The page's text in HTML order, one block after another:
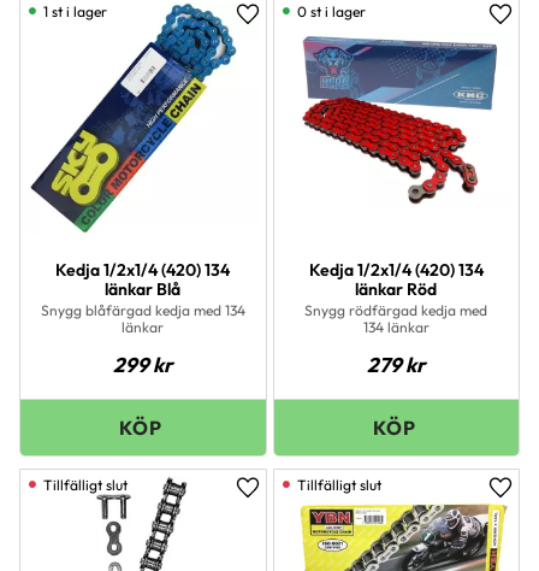
Kedja 1/2x1/4 (420) 134
länkar Blå
Snygg blåfärgad kedja med 134
länkar
299kr
Lägg till i favoriter
1 st i lager
Kedja 1/2x1/4 (420) 134
länkar Röd
Snygg rödfärgad kedja med
134 länkar
279kr
0 st i lager
Lägg till i favoriter